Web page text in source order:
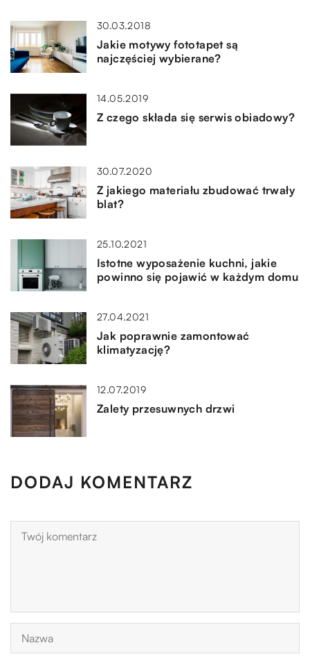
30.03.2018
Jakie motywy fototapet są
najczęściej wybierane?
14.05.2019
Z czego składa się serwis obiadowy?
30.07.2020
Z jakiego materiału zbudować trwały
blat?
25.10.2021
Istotne wyposażenie kuchni, jakie
powinno się pojawić w każdym domu
27.04.2021
Jak poprawnie zamontować
klimatyzację?
12.07.2019
Zalety przesuwnych drzwi
DODAJ KOMENTARZ